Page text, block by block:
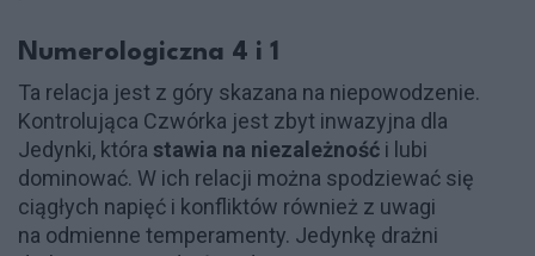
Numerologiczna 4 i 1
Ta relacja jest z góry skazana na niepowodzenie.
Kontrolująca Czwórka jest zbyt inwazyjna dla
Jedynki, która stawia na niezależność i lubi
dominować. W ich relacji można spodziewać się
ciągłych napięć i konfliktów również z uwagi
na odmienne temperamenty. Jedynkę drażni